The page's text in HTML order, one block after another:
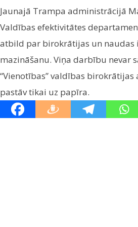
Jaunajā Trampa administrācijā
Valdības efektivitātes
atbild par birokrātijas un naudas
mazināšanu. Viņa darbību nevar
“Vienotības” valdības birokrātijas
pastāv tikai uz papīra.